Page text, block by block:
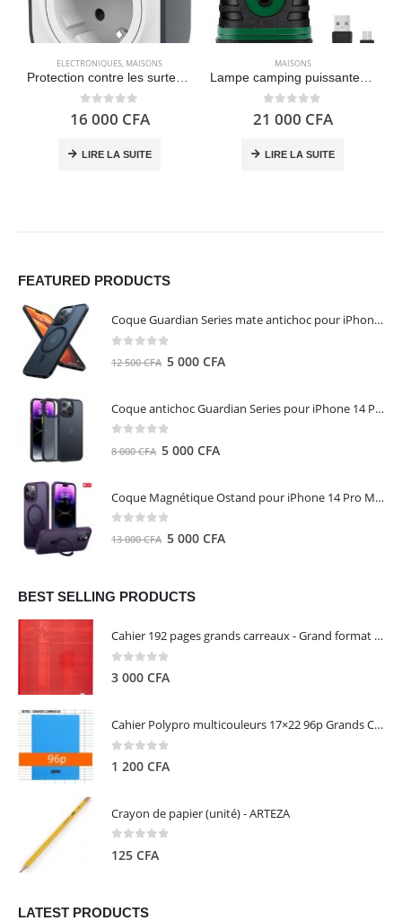
ELECTRONIQUES, MAISONS
Protection contre les surtensions avec une prise et 2 ports de charge USB Belkin BSV103 SurgeCube
0 out of 5
16 000 CFA
LIRE LA SUITE
MAISONS
Lampe camping puissante 1000Lm dimmable, Lanterne LED Rechargeable LE, Torche 360° eclairage 3 modes, Etanche portable suspendue – LE Lighting EVER
0 out of 5
21 000 CFA
LIRE LA SUITE
FEATURED PRODUCTS
Coque Guardian Series mate antichoc pour iPhone 15 Pro Max avec Magsafe Noir - Torras
12 500CFA Le
500 CFA.
5 000 CFA
Coque antichoc Guardian Series pour iPhone 14 Pro Max - TORRAS
8 000CFA Le
était :
000 CFA.
5 000 CFA
000 CFA.
Coque Magnétique Ostand pour iPhone 14 Pro Max - Violet Foncé - TORRAS
13 000CFA Le
était :
000 CFA.
5 000 CFA
000 CFA.
BEST SELLING PRODUCTS
Cahier 192 pages grands carreaux - Grand format - Brochure dos toilé - 24x32 cm - Papier blanc 90 g - Couverture carte pelliculée couleur aléatoire - Clairefontaine
3 000 CFA
Cahier Polypro multicouleurs 17×22 96p Grands Carreaux Séyès 90g - CALLIGRAPHE
1 200 CFA
Crayon de papier (unité) - ARTEZA
125 CFA
LATEST PRODUCTS